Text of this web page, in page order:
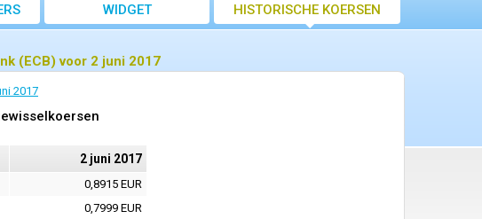
WIDGET HISTORISCHE KOERSEN
(ECB) voor 2 juni 2017
2017
2 juni 2017
0,8915 EUR
0,7999 EUR